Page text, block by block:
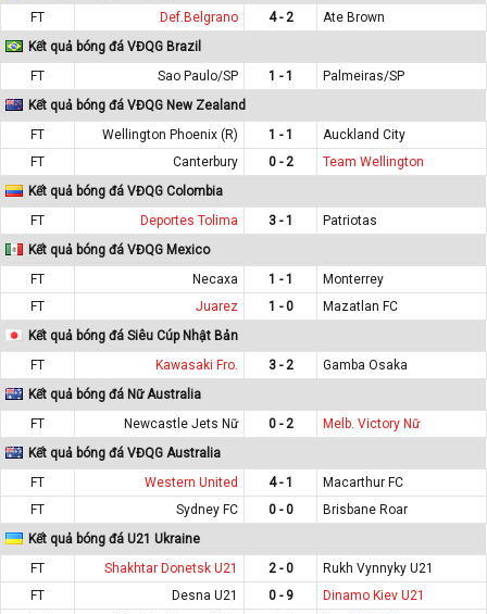
FT
Def.Belgrano 4 - 2
Ate Brown
Kết quả bóng đá VĐQG Brazil
FT
Sao Paulo/SP 1 - 1
Palmeiras/SP
Kết quả bóng đá VĐQG New Zealand
FT
Wellington Phoenix (R) 1 - 1
Auckland City
FT
Canterbury 0 - 2
Team Wellington
Kết quả bóng đá VĐQG Colombia
FT
Deportes Tolima 3 - 1
Patriotas
Kết quả bóng đá VĐQG Mexico
FT
Necaxa 1 - 1
Monterrey
FT
Juarez 1 - 0
Mazatlan FC
Kết quả bóng đá Siêu Cúp Nhật Bản
FT
Kawasaki Fro. 3 - 2
Gamba Osaka
Kết quả bóng đá Nữ Australia
FT
Newcastle Jets Nữ 0 - 2
Melb. Victory Nữ
Kết quả bóng đá VĐQG Australia
FT
Western United 4 - 1
Macarthur FC
FT
Sydney FC 0 - 0
Brisbane Roar
Kết quả bóng đá U21 Ukraine
FT
Shakhtar Donetsk U21 2 - 0
Rukh Vynnyky U21
FT
Desna U21 0 - 9
Dinamo Kiev U21